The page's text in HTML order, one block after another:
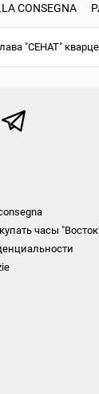
CONSEGNA
"СЕНАТ"
часы